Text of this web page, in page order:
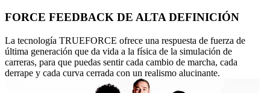
FORCE FEEDBACK DE ALTA DEFINICIÓN
La tecnología TRUEFORCE ofrece una respuesta de fuerza de
última generación que da vida a la física de la simulación de
carreras, para que puedas sentir cada cambio de marcha, cada
derrape y cada curva cerrada con un realismo alucinante.